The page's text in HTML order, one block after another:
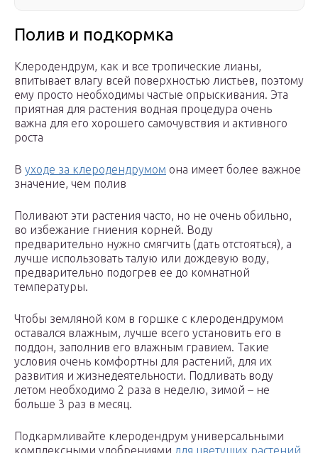
Полив и подкормка
Клеродендрум, как и все тропические лианы,
впитывает влагу всей поверхностью листьев, поэтому
ему просто необходимы частые опрыскивания. Эта
приятная для растения водная процедура очень
важна для его хорошего самочувствия и активного
роста
В уходе за клеродендрумом она имеет более важное
значение, чем полив
Поливают эти растения часто, но не очень обильно,
во избежание гниения корней. Воду
предварительно нужно смягчить (дать отстояться), а
лучше использовать талую или дождевую воду,
предварительно подогрев ее до комнатной
температуры.
Чтобы земляной ком в горшке с клеродендрумом
оставался влажным, лучше всего установить его в
поддон, заполнив его влажным гравием. Такие
условия очень комфортны для растений, для их
развития и жизнедеятельности. Подливать воду
летом необходимо 2 раза в неделю, зимой – не
больше 3 раз в месяц.
Подкармливайте клеродендрум универсальными
комплексными удобрениями для цветущих растений